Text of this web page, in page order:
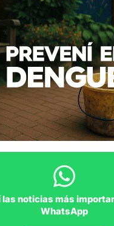
las noticias más
WhatsApp